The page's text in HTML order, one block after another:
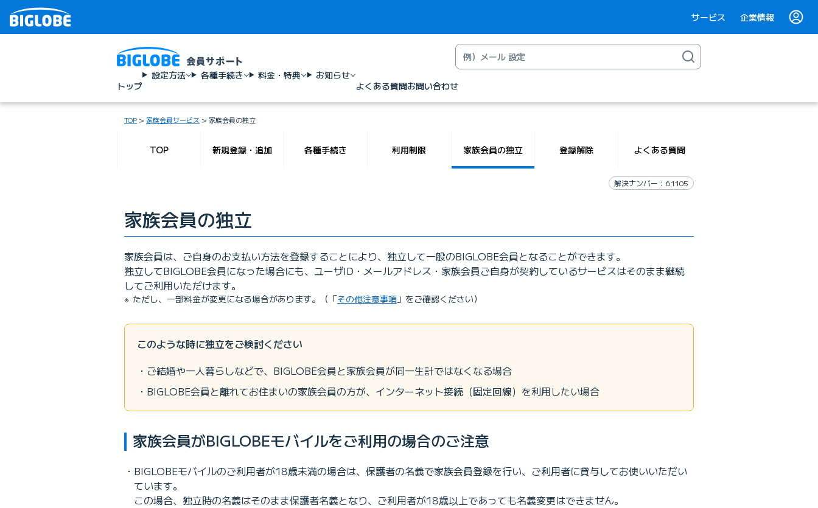
サービス 企業情報
トップ
設定方法 各種手続き 料金・特典
お知らせ
よくある質問お問い合わせ
TOP 家族会員サービス 家族会員の独立
TOP 新規登録・追加 各種手続き 利用制限 家族会員の独立 登録解除 よくある質問
解決ナンバー：61105
家族会員の独立
家族会員は、ご自身のお支払い方法を登録することにより、独立して一般のBIGLOBE会員となることができます。
独立してBIGLOBE会員になった場合にも、ユーザID・メールアドレス・家族会員ご自身が契約しているサービスはそのまま継続
してご利用いただけます。
ただし、一部料金が変更になる場合があります。（「その他注意事項 」をご確認ください）
このような時に独立をご検討ください
ご結婚や一人暮らしなどで、BIGLOBE会員と家族会員が同一生計ではなくなる場合
BIGLOBE会員と離れてお住まいの家族会員の方が、インターネット接続（固定回線）を利用したい場合
家族会員がBIGLOBEモバイルをご利用の場合のご注意
BIGLOBEモバイルのご利用者が18歳未満の場合は、保護者の名義で家族会員登録を行い、ご利用者に貸与してお使いいただい
ています。
この場合、独立時の名義はそのまま保護者名義となり、ご利用者が18歳以上であっても名義変更はできません。